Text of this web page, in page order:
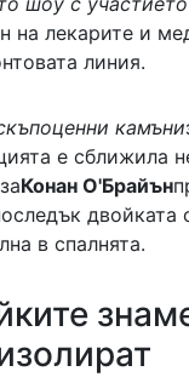
на лекарите и
линия.
камъни
е сближила
Конан О'Брайън
двойката
в спалнята.